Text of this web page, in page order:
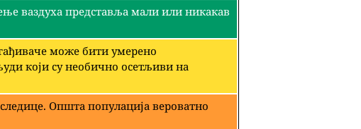
ваздуха представља мали или никакав
може бити умерено
који су необично осетљиви на
Општа популација вероватно